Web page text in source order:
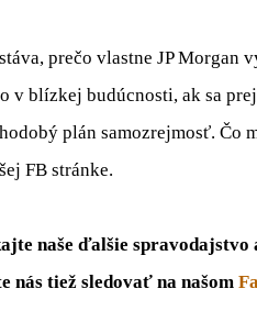
prečo vlastne JP
v blízkej budúcnosti, ak sa
plán samozrejmosť. Čo
FB stránke.
naše ďalšie
nás tiež sledovať na našom